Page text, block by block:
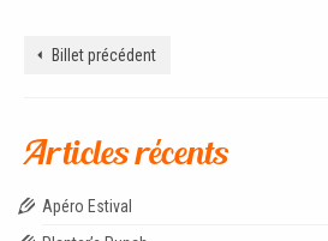
Billet précédent
Articles récents
Apéro Estival